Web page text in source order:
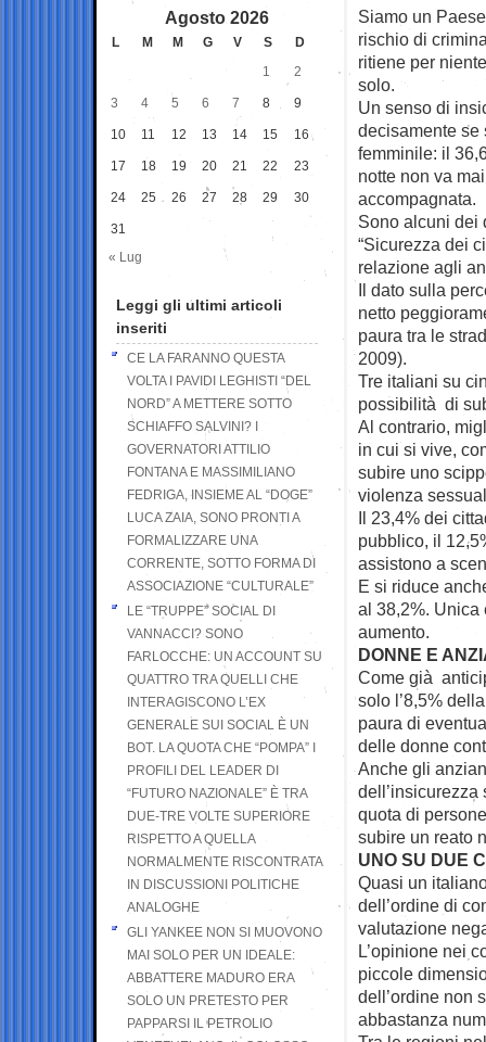
Siamo un
rischio di
ritiene per
solo.
Un senso di
decisamente
femminile: il
notte non va
accompagnata.
Sono alcuni dei
“Sicurezza dei
relazione agli
Il dato sulla
netto
paura tra le
2009).
Tre italiani su
possibilità di
Al contrario,
in cui si vive,
subire uno
violenza
Il 23,4% dei
pubblico, il
assistono a
E si riduce
al 38,2%. Unica
aumento.
DONNE E
Come già
solo l’8,5%
paura di
delle donne
Anche gli
dell’insicurezza
quota di
subire un reato
UNO SU DUE
Quasi un
dell’ordine di
valutazione
L’opinione nei
piccole
dell’ordine non
abbastanza
Agosto 2026
L M M G V S
D
1
2
3 4 5 6 7 8 9
10 11 12 13 14 15 16
17 18 19 20 21 22 23
24 25 26 27 28 29 30
31
« Lug
Leggi gli ultimi articoli
inseriti
CE LA FARANNO QUESTA
VOLTA I PAVIDI LEGHISTI “DEL
NORD” A METTERE SOTTO
SCHIAFFO SALVINI? I
GOVERNATORI ATTILIO
FONTANA E MASSIMILIANO
FEDRIGA, INSIEME AL “DOGE”
LUCA ZAIA, SONO PRONTI A
FORMALIZZARE UNA
CORRENTE, SOTTO FORMA DI
ASSOCIAZIONE “CULTURALE”
LE “TRUPPE” SOCIAL DI
VANNACCI? SONO
FARLOCCHE: UN ACCOUNT SU
QUATTRO TRA QUELLI CHE
INTERAGISCONO L’EX
GENERALE SUI SOCIAL È UN
BOT. LA QUOTA CHE “POMPA” I
PROFILI DEL LEADER DI
“FUTURO NAZIONALE” È TRA
DUE-TRE VOLTE SUPERIORE
RISPETTO A QUELLA
NORMALMENTE RISCONTRATA
IN DISCUSSIONI POLITICHE
ANALOGHE
GLI YANKEE NON SI MUOVONO
MAI SOLO PER UN IDEALE:
ABBATTERE MADURO ERA
SOLO UN PRETESTO PER
PAPPARSI IL PETROLIO